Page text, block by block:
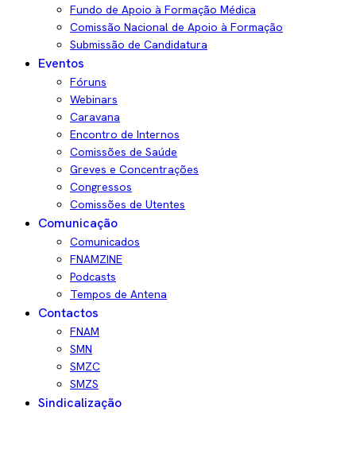
Fundo de Apoio à Formação Médica
Comissão Nacional de Apoio à Formação
Submissão de Candidatura
Eventos
Fóruns
Webinars
Caravana
Encontro de Internos
Comissões de Saúde
Greves e Concentrações
Congressos
Comissões de Utentes
Comunicação
Comunicados
FNAMZINE
Podcasts
Tempos de Antena
Contactos
FNAM
SMN
SMZC
SMZS
Sindicalização